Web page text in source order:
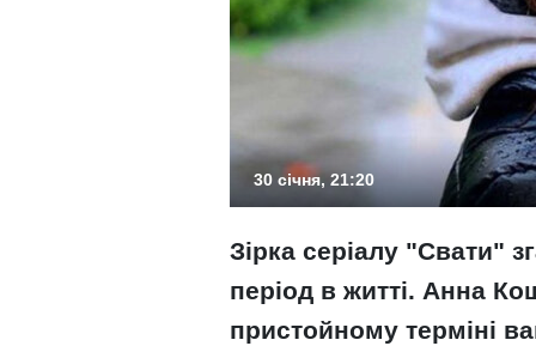
30 січня, 21:20
Зірка серіалу "Свати"
період в житті. Анна
пристойному терміні